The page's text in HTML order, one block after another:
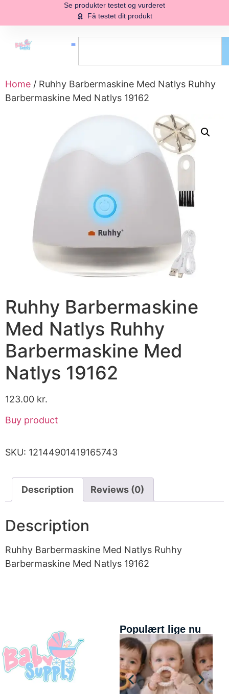
Se produkter testet og vurderet
Få testet dit produkt
Home / Ruhhy Barbermaskine Med Natlys Ruhhy
Barbermaskine Med Natlys 19162
Ruhhy Barbermaskine
Med Natlys Ruhhy
Barbermaskine Med
Natlys 19162
123.00 kr.
Buy product
SKU: 12144901419165743
Description Reviews (0)
Description
Ruhhy Barbermaskine Med Natlys Ruhhy
Barbermaskine Med Natlys 19162
Populært lige nu